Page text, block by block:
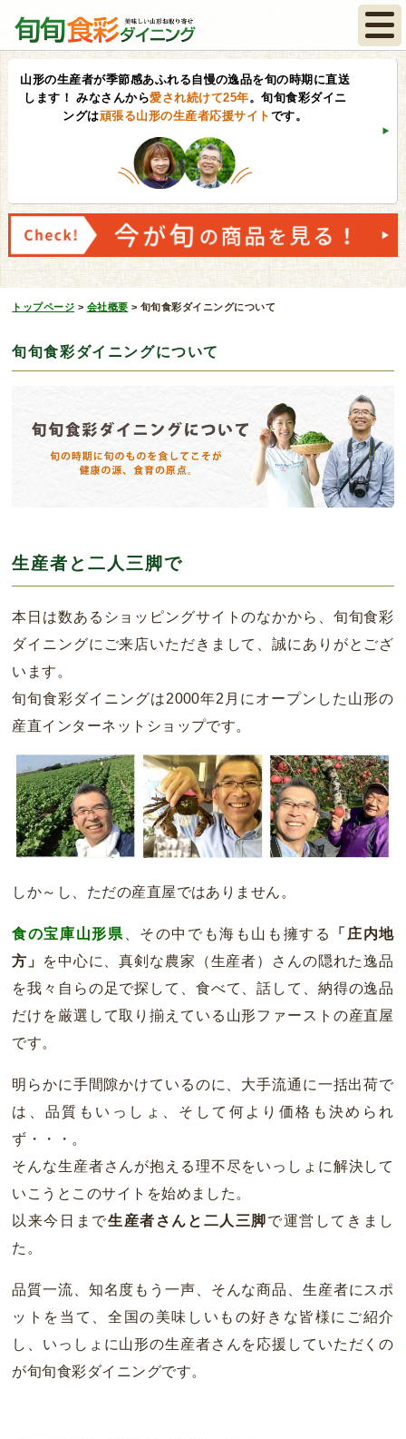
山形の生産者が季節感あふれる自慢の逸品を旬の時期に直送
します！ みなさんから愛され続けて25年。旬旬食彩ダイニ
ングは頑張る山形の生産者応援サイト です。
トップページ > 会社概要 > 旬旬食彩ダイニングについて
旬旬食彩ダイニングについて
生産者と二人三脚で
本日は数あるショッピングサイトのなかから、旬旬食彩
ダイニングにご来店いただきまして、誠にありがとござ
います。
旬旬食彩ダイニングは2000年2月にオープンした山形の
産直インターネットショップです。
しか～し、ただの産直屋ではありません。
食の宝庫山形県 、その中でも海も山も擁する
「庄内地
方」
を中心に、真剣な農家（生産者）さんの隠れた逸品
を我々自らの足で探して、食べて、話して、納得の逸品
だけを厳選して取り揃えている山形ファーストの産直屋
です。
明らかに手間隙かけているのに、大手流通に一括出荷で
は、品質もいっしょ、そして何より価格も決められ
ず・・・。
そんな生産者さんが抱える理不尽をいっしょに解決して
いこうとこのサイトを始めました。
以来今日まで生産者さんと二人三脚で運営してきまし
た。
品質一流、知名度もう一声、そんな商品、生産者にスポ
ットを当て、全国の美味しいもの好きな皆様にご紹介
し、いっしょに山形の生産者さんを応援していただくの
が旬旬食彩ダイニングです。